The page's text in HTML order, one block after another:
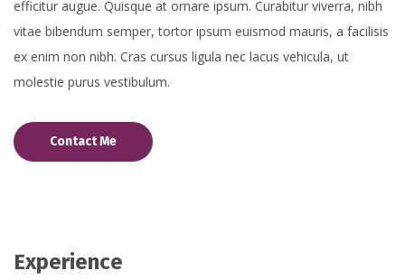
efficitur augue. Quisque at ornare ipsum. Curabitur viverra, nibh
vitae bibendum semper, tortor ipsum euismod mauris, a facilisis
ex enim non nibh. Cras cursus ligula nec lacus vehicula, ut
molestie purus vestibulum.
Contact Me
Experience